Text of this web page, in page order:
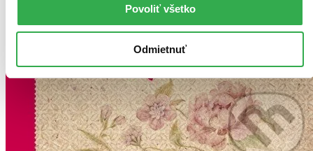
Povoliť všetko
Odmietnuť